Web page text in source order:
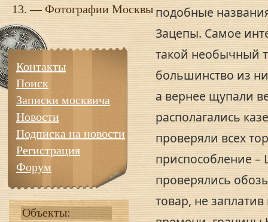
13. —Фотографии Москвы
Контакты
Поиск
Записки москвича
Новости
Подписка на новости
Регистрация
Форум
Объекты:
подобные
Зацепы. Самое
такой необычный
большинство из
а вернее щупали
располагались
проверяли всех
приспособление –
проверялись
товар, не